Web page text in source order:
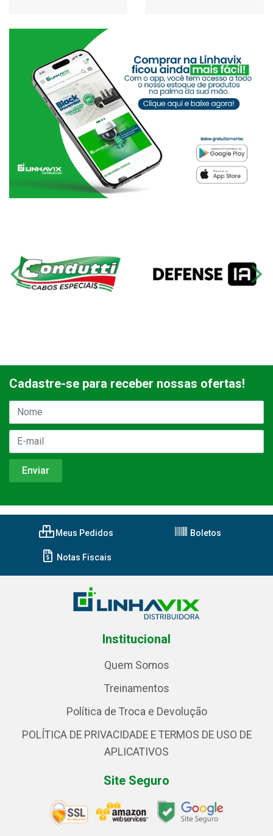
Cadastre-se para receber nossas ofertas!
Meus Pedidos Boletos
Notas Fiscais
Institucional
Quem Somos
Treinamentos
Política de Troca e Devolução
POLÍTICA DE PRIVACIDADE E TERMOS DE USO DE
APLICATIVOS
Site Seguro